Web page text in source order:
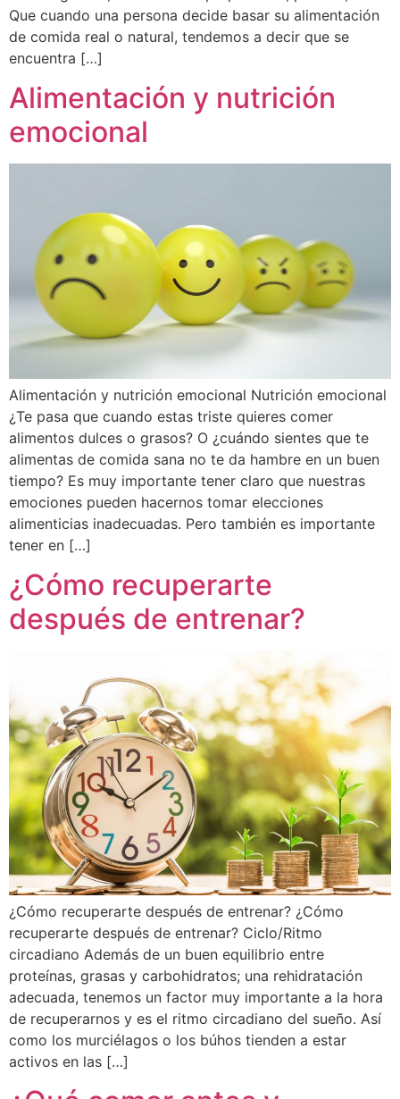
Que cuando una persona decide basar su alimentación
de comida real o natural, tendemos a decir que se
encuentra […]
Alimentación y nutrición
emocional
Alimentación y nutrición emocional Nutrición emocional
¿Te pasa que cuando estas triste quieres comer
alimentos dulces o grasos? O ¿cuándo sientes que te
alimentas de comida sana no te da hambre en un buen
tiempo? Es muy importante tener claro que nuestras
emociones pueden hacernos tomar elecciones
alimenticias inadecuadas. Pero también es importante
tener en […]
¿Cómo recuperarte
después de entrenar?
¿Cómo recuperarte después de entrenar? ¿Cómo
recuperarte después de entrenar? Ciclo/Ritmo
circadiano Además de un buen equilibrio entre
proteínas, grasas y carbohidratos; una rehidratación
adecuada, tenemos un factor muy importante a la hora
de recuperarnos y es el ritmo circadiano del sueño. Así
como los murciélagos o los búhos tienden a estar
activos en las […]